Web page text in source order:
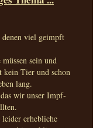
viel geimpft
sein und
kein Tier und schon
lang.
wir unser Impf-
erhebliche